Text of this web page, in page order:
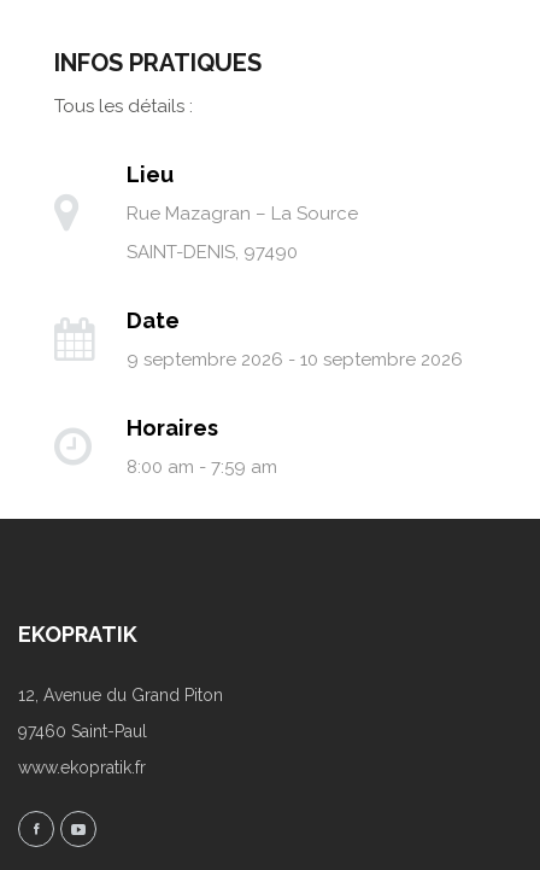
INFOS PRATIQUES
Tous les détails :
Lieu
Rue Mazagran – La Source
SAINT-DENIS, 97490
Date
9 septembre 2026 - 10 septembre 2026
Horaires
8:00 am - 7:59 am
EKOPRATIK
12, Avenue du Grand Piton
97460 Saint-Paul
www.ekopratik.fr